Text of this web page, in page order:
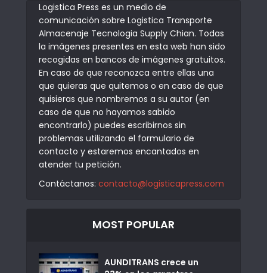
Logistica Press es un medio de
comunicación sobre Logistica Transporte
Almacenaje Tecnologia Supply Chian. Todas
la imágenes presentes en esta web han sido
recogidas en bancos de imágenes gratuitos.
En caso de que reconozca entre ellas una
que quieras que quitemos o en caso de que
quisieras que nombremos a su autor (en
caso de que no hayamos sabido
encontrarlo) puedes escribirnos sin
problemas utilizando el formulario de
contacto y estaremos encantados en
atender tu petición.
Contáctanos: contacto@logisticapress.com
MOST POPULAR
AUNDITRANS crece un